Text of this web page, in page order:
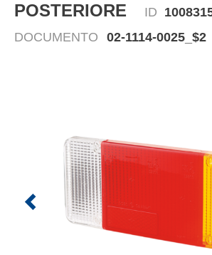
POSTERIORE
ID
DOCUMENTO
02-1114-0025_$2